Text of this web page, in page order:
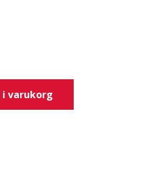
i varukorg